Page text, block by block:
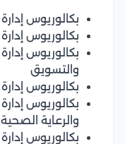
بكالوريوس
بكالوريوس
بكالوريوس إدارة
والتسويق
بكالوريوس
بكالوريوس
والرعاية الصحية
بكالوريوس